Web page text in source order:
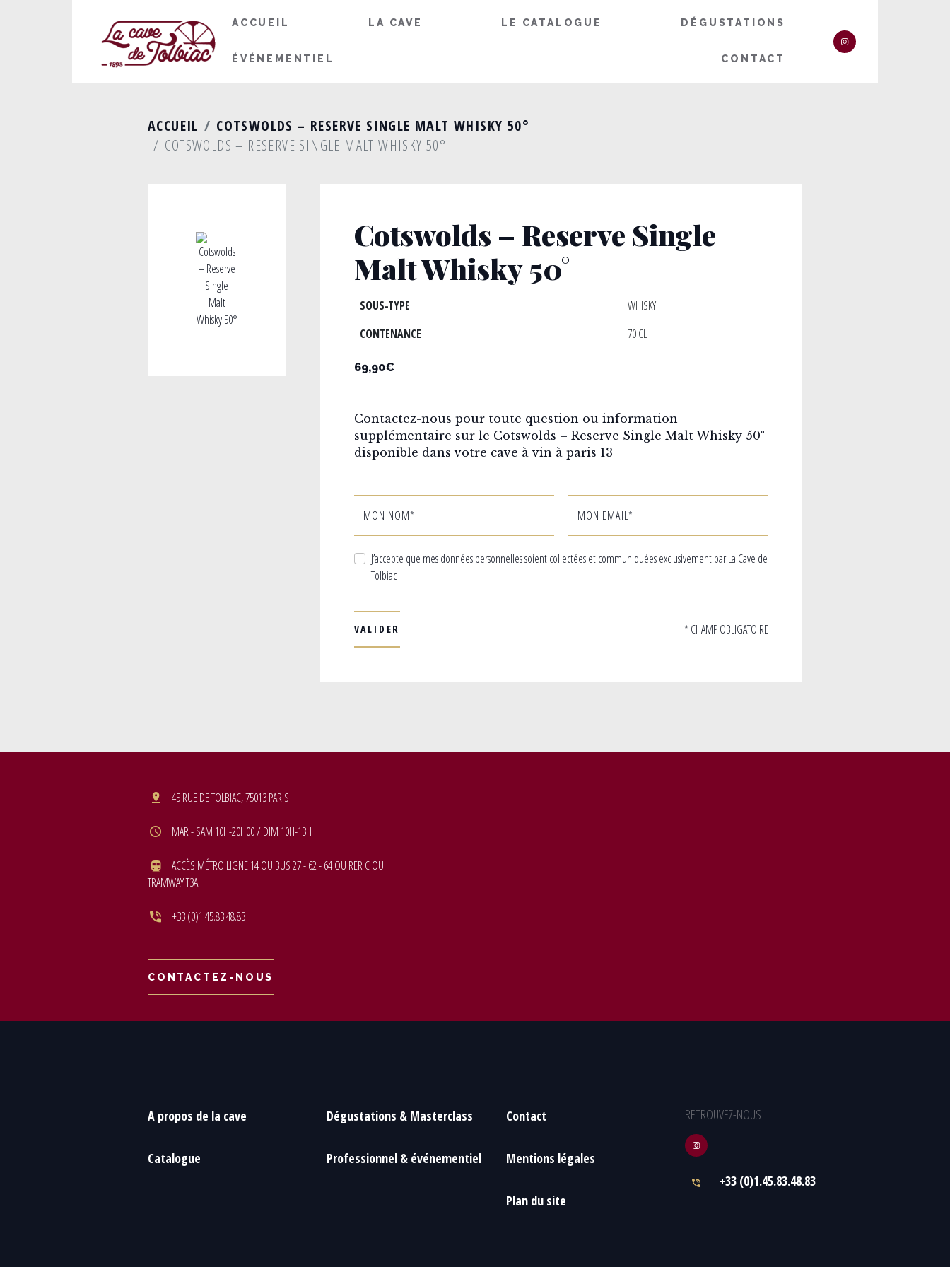
ACCUEIL LA CAVE LE CATALOGUE DÉGUSTATIONS
ÉVÉNEMENTIEL CONTACT
ACCUEIL
COTSWOLDS – RESERVE SINGLE MALT WHISKY 50°
COTSWOLDS – RESERVE SINGLE MALT WHISKY 50°
Cotswolds – Reserve Single
Malt Whisky 50°
SOUS-TYPE
WHISKY
CONTENANCE
70 CL
69,90€
Contactez-nous pour toute question ou information
supplémentaire sur le Cotswolds – Reserve Single Malt Whisky 50°
disponible dans votre cave à vin à paris 13
MON NOM* MON EMAIL*
J’accepte que mes données personnelles soient collectées et communiquées exclusivement par La Cave de
Tolbiac
* CHAMP OBLIGATOIRE
45 RUE DE TOLBIAC, 75013 PARIS
MAR - SAM 10H-20H00 / DIM 10H-13H
ACCÈS MÉTRO LIGNE 14 OU BUS 27 - 62 - 64 OU RER C OU
TRAMWAY T3A
+33 (0)1.45.83.48.83
CONTACTEZ-NOUS
A propos de la cave
Catalogue
Dégustations & Masterclass
Professionnel & événementiel
Contact
Mentions légales
Plan du site
RETROUVEZ-NOUS
+33 (0)1.45.83.48.83